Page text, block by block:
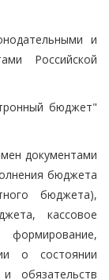
и
Российской
бюджет"
документами
бюджета
бюджета),
кассовое
о состоянии
обязательств